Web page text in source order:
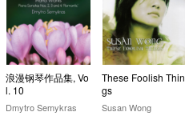
浪漫钢琴作品集, Vo
l. 10
Dmytro Semykras
These Foolish Thin
gs
Susan Wong